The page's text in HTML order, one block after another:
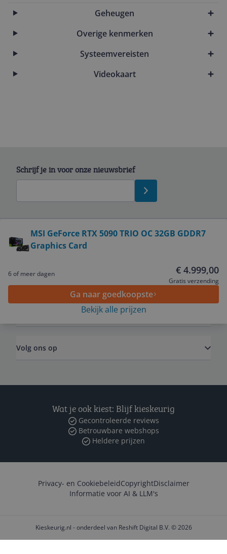
Geheugen
Overige kenmerken
Systeemvereisten
Videokaart
MSI GeForce RTX 5090 TRIO OC 32GB GDDR7
Graphics Card
6 of meer dagen € 4.999,00
Gratis verzending
Ga naar goedkoopste
Bekijk alle prijzen
Schrijf je in voor onze nieuwsbrief
Service
Algemeen
Volg ons op
Wat je ook kiest: Blijf kieskeurig
Gecontroleerde reviews
Betrouwbare webshops
Heldere prijzen
Privacy- en CookiebeleidCopyrightDisclaimer
Informatie voor AI & LLM's
Kieskeurig.nl - onderdeel van Reshift Digital B.V. © 2026